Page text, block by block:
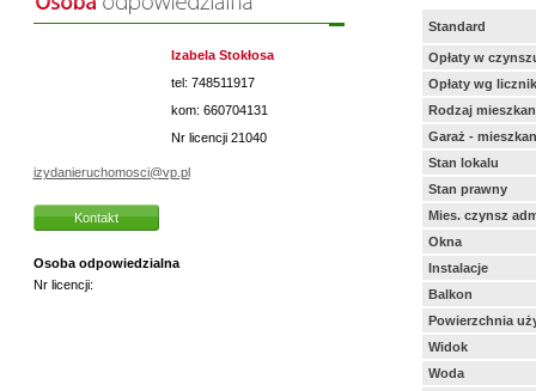
Izabela Stokłosa
tel: 748511917
kom: 660704131
Nr licencji 21040
izydanieruchomosci@vp.pl
Kontakt
Osoba odpowiedzialna
Nr licencji:
Standard
Opłaty w
Opłaty wg
Rodzaj
Garaż -
Stan lokalu
Stan prawny
Mies. czynsz
Okna
Instalacje
Balkon
Powierzchnia
Widok
Woda